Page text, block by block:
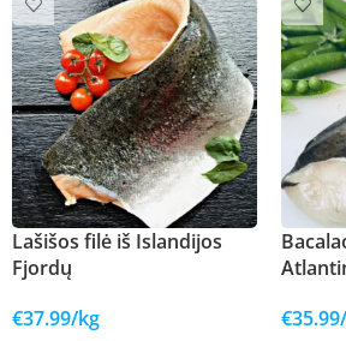
Lašišos filė iš Islandijos
Fjordų
€37.99/kg
€35.99